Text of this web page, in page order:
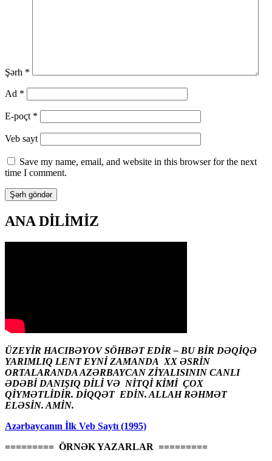
Şərh *
Ad *
E-poçt *
Veb sayt
Save my name, email, and website in this browser for the next
time I comment.
ANA DİLİMİZ
ÜZEYİR HACIBƏYOV SÖHBƏT EDİR – BU BİR DƏQİQƏ
YARIMLIQ LENT EYNİ ZAMANDA XX ƏSRİN
ORTALARANDA AZƏRBAYCAN ZİYALISININ CANLI
ƏDƏBİ DANIŞIQ DİLİ VƏ NİTQİ KİMİ ÇOX
QİYMƏTLİDİR. DİQQƏT EDİN. ALLAH RƏHMƏT
ELƏSİN. AMİN.
Azərbaycanın İlk Veb Saytı (1995)
========= ÖRNƏK YAZARLAR =========